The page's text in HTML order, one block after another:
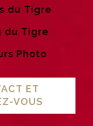
du Tigre
du Tigre
Photo
ET
VOUS